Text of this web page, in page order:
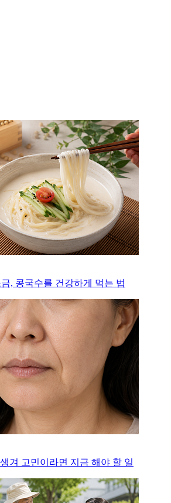
, 콩국수를 건강하게 먹는 법
겨 고민이라면 지금 해야 할 일